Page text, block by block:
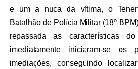
e um a nuca da vítima, o
Batalhão de Polícia Militar (18º
repassada as características
imediatamente iniciaram-se os
imediações, conseguindo